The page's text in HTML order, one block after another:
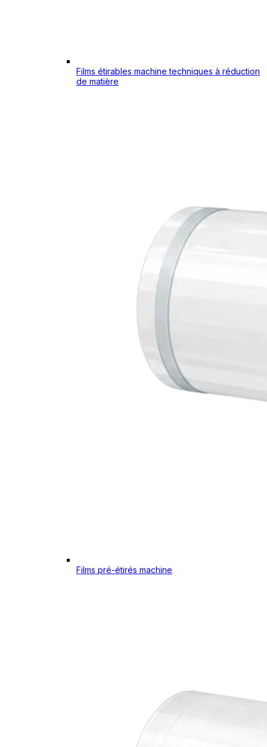
Films étirables machine techniques à réduction
de matière
Films pré-étirés machine